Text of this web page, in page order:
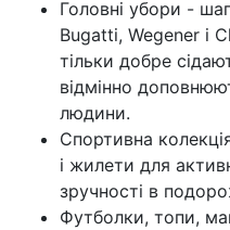
Головні убори -
Bugatti, Wegener і
тільки добре
відмінно
людини.
Спортивна
і жилети для
зручності в
Футболки, топи,